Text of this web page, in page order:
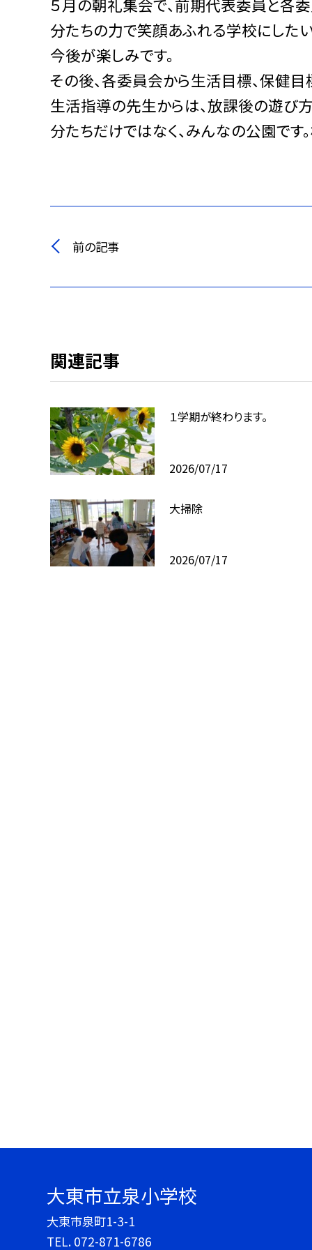
５月の朝礼集会で、前期代表委員と各
分たちの力で笑顔あふれる学校にした
今後が楽しみです。
その後、各委員会から生活目標、保健目
生活指導の先生からは、放課後の遊び
分たちだけではなく、みんなの公園です
前の記事
関連記事
１学期が終わります。
2026/07/17
大掃除
2026/07/17
大東市立泉小学校
大東市泉町1-3-1
TEL. 072-871-6786